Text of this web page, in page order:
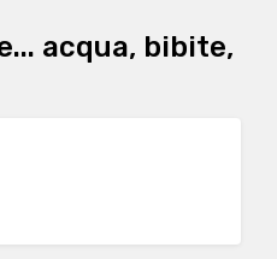
acqua, bibite,